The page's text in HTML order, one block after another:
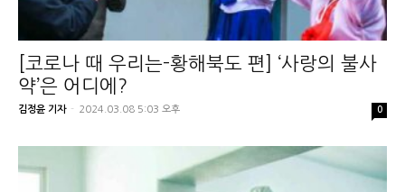
[코로나 때 우리는-황해북도 편] ‘사랑의 불사
약’은 어디에?
김정윤 기자 - 2024.03.08 5:03 오후 0